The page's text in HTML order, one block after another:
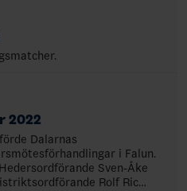
2022
Dalarnas
i Falun.
Sven-Åke
Rolf Ric…